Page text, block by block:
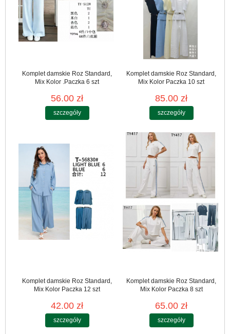
Komplet damskie Roz Standard,
Mix Kolor .Paczka 6 szt
56.00 zł
szczegóły
Komplet damskie Roz Standard,
Mix Kolor Paczka 10 szt
85.00 zł
szczegóły
Komplet damskie Roz Standard,
Mix Kolor Paczka 12 szt
42.00 zł
szczegóły
Komplet damskie Roz Standard,
Mix Kolor Paczka 8 szt
65.00 zł
szczegóły